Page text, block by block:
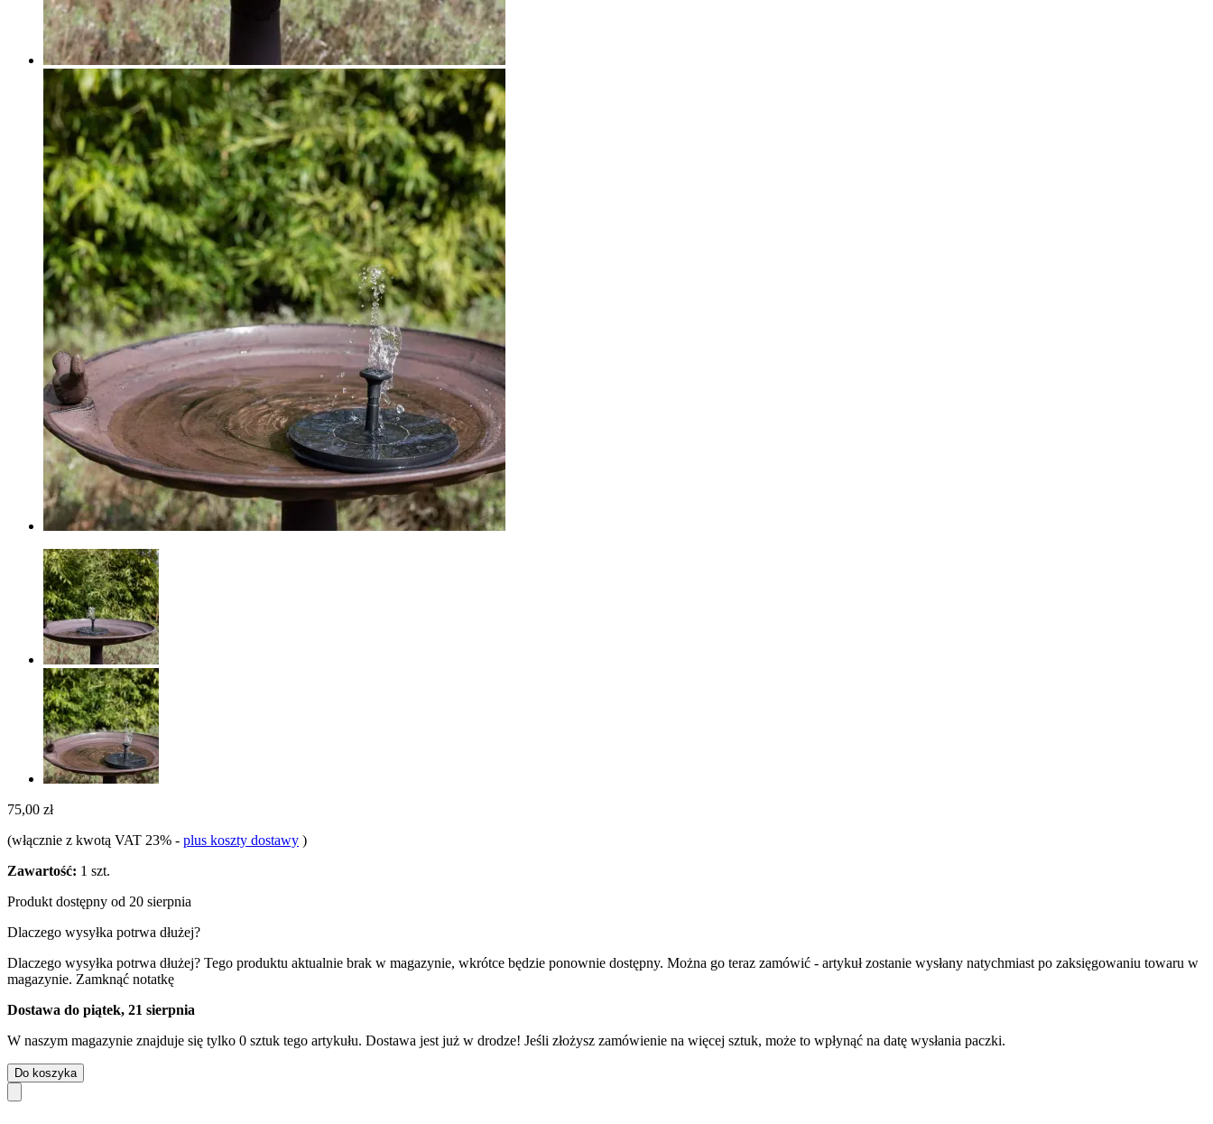
75,00 zł
(włącznie z kwotą VAT 23% - plus koszty dostawy )
Zawartość: 1 szt.
Produkt dostępny od 20 sierpnia
Dlaczego wysyłka potrwa dłużej?
Dlaczego wysyłka potrwa dłużej? Tego produktu aktualnie brak w magazynie, wkrótce będzie ponownie dostępny. Można go teraz zamówić - artykuł zostanie wysłany natychmiast po zaksięgowaniu towaru w
magazynie. Zamknąć notatkę
Dostawa do piątek, 21 sierpnia
W naszym magazynie znajduje się tylko 0 sztuk tego artykułu. Dostawa jest już w drodze! Jeśli złożysz zamówienie na więcej sztuk, może to wpłynąć na datę wysłania paczki.
Do koszyka